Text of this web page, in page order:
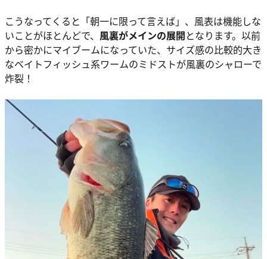
こうなってくると「朝一に限って言えば」、風表は機能しな
いことがほとんどで、 風裏がメインの展開となります。以前
から密かにマイブームになっていた、サイズ感の比較的大き
なベイトフィッシュ系ワームのミドストが風裏のシャローで
炸裂！